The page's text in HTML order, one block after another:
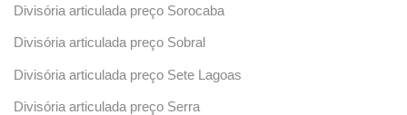
Divisória articulada preço Sorocaba
Divisória articulada preço Sobral
Divisória articulada preço Sete Lagoas
Divisória articulada preço Serra